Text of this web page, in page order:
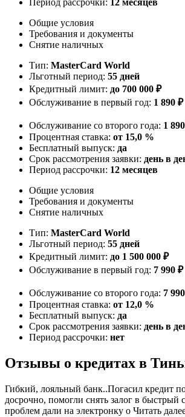
Период рассрочки:
12 месяцев
Общие условия
Требования и документы
Снятие наличных
Тип: MasterСard World
Льготный период: 55 дней
Кредитный лимит: до 700 000 ₽
Обслуживание в первый год: 1 890 ₽
Обслуживание со второго года: 1
Процентная ставка: от 15,0 %
Бесплатный выпуск: да
Срок рассмотрения заявки: день в
Период рассрочки: 12 месяцев
Общие условия
Требования и документы
Снятие наличных
Тип: MasterСard World
Льготный период: 55 дней
Кредитный лимит: до 1 500 000 ₽
Обслуживание в первый год: 7 990 ₽
Обслуживание со второго года: 7
Процентная ставка: от 12,0 %
Бесплатный выпуск: да
Срок рассмотрения заявки: день в
Период рассрочки: нет
Отзывы о кредитах в
Гибкий, лояльный банк..Погасил кредит
досрочно, помогли снять залог в быстрый
проблем дали на электронку о Читать